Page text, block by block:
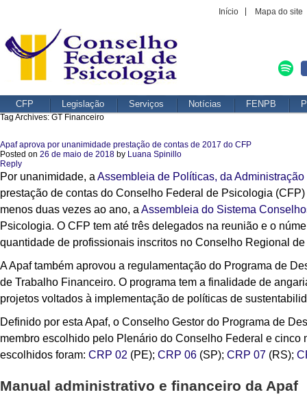
Início Mapa do site
CFP Legislação Serviços Notícias FENPB
Tag Archives: GT Financeiro
Apaf aprova por unanimidade prestação de contas de 2017 do CFP
Posted on 26 de maio de 2018 by Luana Spinillo
Reply
Por unanimidade, a Assembleia de Políticas, da
prestação de contas do Conselho Federal de Psicologia
menos duas vezes ao ano, a Assembleia do Sistema
Psicologia. O CFP tem até três delegados na reunião e o
quantidade de profissionais inscritos no Conselho Regional
A Apaf também aprovou a regulamentação do Programa de
de Trabalho Financeiro. O programa tem a finalidade de
projetos voltados à implementação de políticas de
Definido por esta Apaf, o Conselho Gestor do Programa de
membro escolhido pelo Plenário do Conselho Federal e
escolhidos foram: CRP 02 (PE); CRP 06 (SP); CRP 07 (RS);
Manual administrativo e financeiro da Apaf